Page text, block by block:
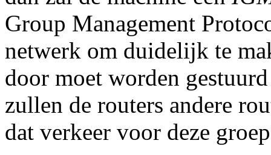
Group Management
netwerk om duidelijk te
door moet worden
zullen de routers andere
dat verkeer voor deze